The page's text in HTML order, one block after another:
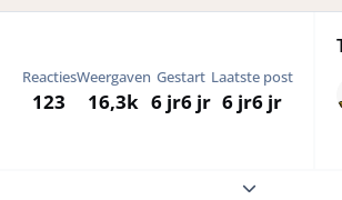
Reacties
123
Weergaven
16,3k
Gestart
6 jr6 jr
Laatste post
6 jr6 jr
Expand topic